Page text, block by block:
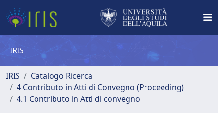
IRIS
IRIS
Catalogo Ricerca
4 Contributo in Atti di Convegno (Proceeding)
4.1 Contributo in Atti di convegno